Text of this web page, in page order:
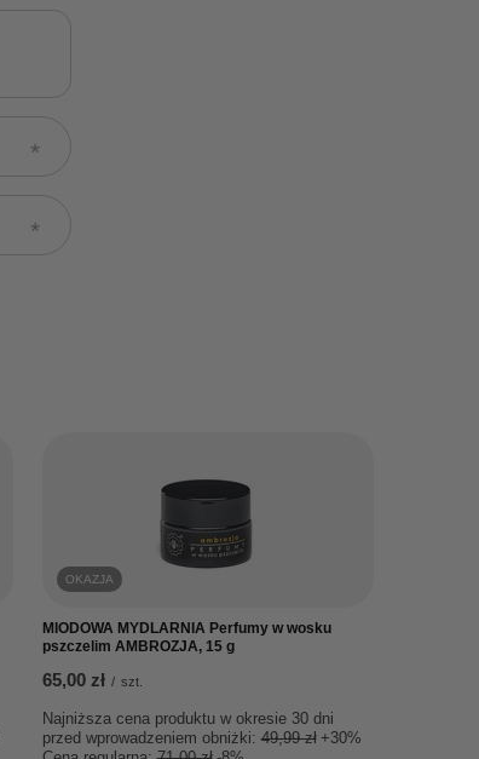
OKAZJA
MIODOWA MYDLARNIA Perfumy w wosku
pszczelim AMBROZJA, 15 g
65,00 zł / szt.
Najniższa cena produktu w okresie 30 dni
przed wprowadzeniem obniżki:49,99 zł +30%